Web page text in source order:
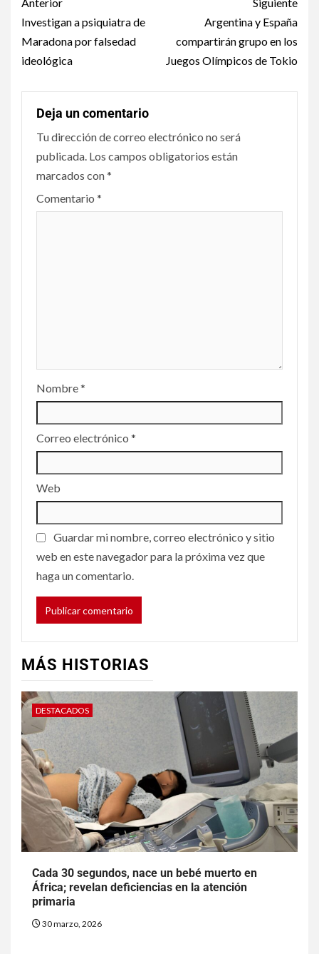
Investigan a psiquiatra de
Maradona por falsedad
ideológica
Argentina y España
compartirán grupo en los
Juegos Olímpicos de Tokio
Deja un comentario
Tu dirección de correo electrónico no será
publicada. Los campos obligatorios están
marcados con*
Comentario *
Nombre*
Correo electrónico *
Web
Guardar mi nombre, correo electrónico y sitio
web en este navegador para la próxima vez que
haga un comentario.
MÁS HISTORIAS
DESTACADOS
Cada 30 segundos, nace un bebé muerto en
África; revelan deficiencias en la atención
primaria
30 marzo, 2026